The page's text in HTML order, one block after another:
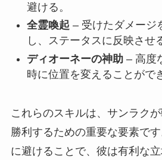
避ける。
全霊喚起 – 受けたダメージ
し、ステータスに反映させ
ディオーネーの神助– 高度
時に位置を変えることがで
これらのスキルは、サンラクが
勝利するための重要な要素で
に避けることで、彼は有利な